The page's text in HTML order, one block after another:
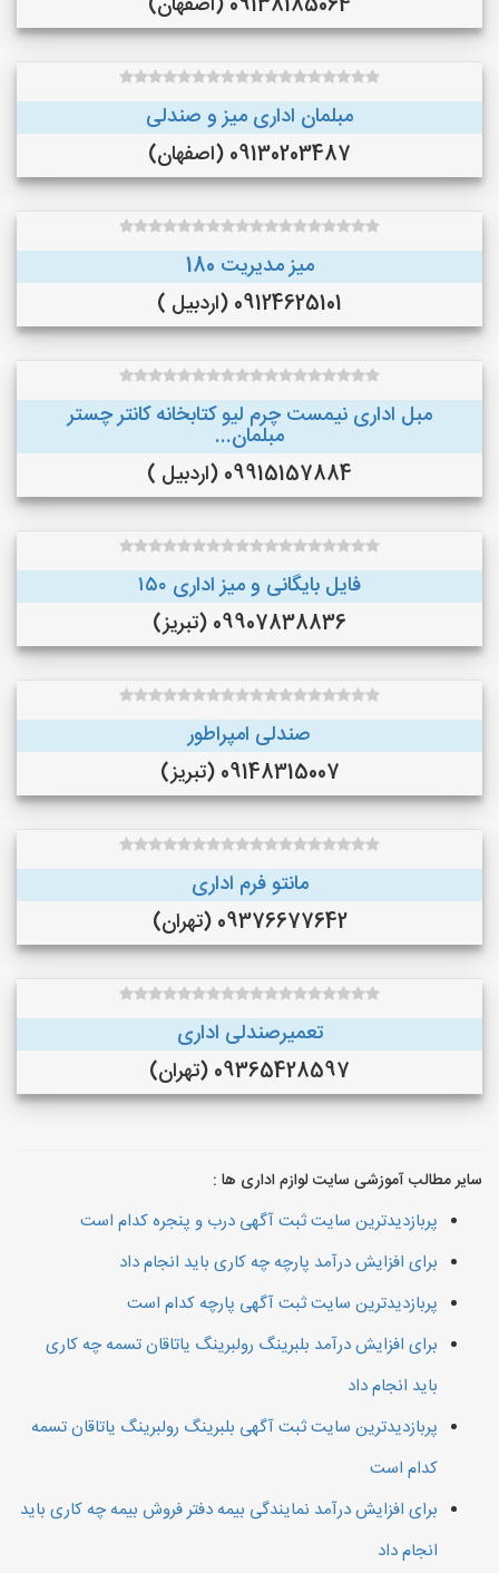
مبلمان اداری میز و صندلی
09130203487 (اصفهان)
میز مدیریت 180
09124625101 (اردبیل )
مبل اداری نیمست چرم لیو کتابخانه کانتر چستر
مبلمان...
09915157884 (اردبیل )
فایل بایگانی و میز اداری ۱۵۰
09907838836 (تبریز)
صندلی امپراطور
09148315007 (تبریز)
مانتو فرم اداری
09376677642 (تهران)
تعمیرصندلی اداری
09365428597 (تهران)
سایر مطالب آموزشی سایت لوازم اداری ها :
پربازدیدترین سایت ثبت آگهی درب و پنجره کدام است
برای افزایش درآمد پارچه چه کاری باید انجام داد
پربازدیدترین سایت ثبت آگهی پارچه کدام است
برای افزایش درآمد بلبرینگ رولبرینگ یاتاقان تسمه چه کاری
باید انجام داد
پربازدیدترین سایت ثبت آگهی بلبرینگ رولبرینگ یاتاقان تسمه
کدام است
برای افزایش درآمد نمایندگی بیمه دفتر فروش بیمه چه کاری باید
انجام داد